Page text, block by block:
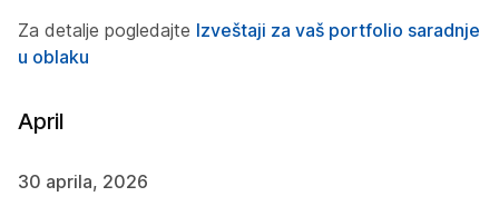
Za detalje pogledajte Izveštaji za vaš portfolio saradnje
u oblaku
April
30 aprila, 2026